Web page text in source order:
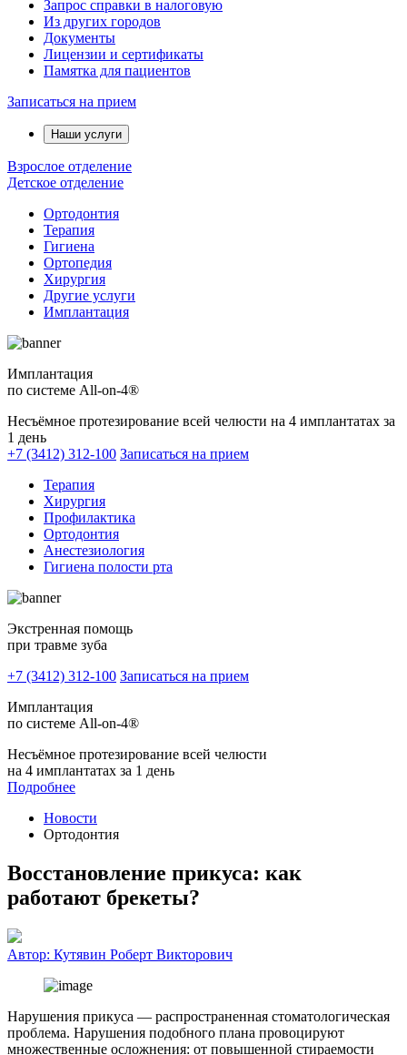
Запрос справки в налоговую
Из других городов
Документы
Лицензии и сертификаты
Памятка для пациентов
Записаться на прием
Наши услуги
Взрослое отделение
Детское отделение
Ортодонтия
Терапия
Гигиена
Ортопедия
Хирургия
Другие услуги
Имплантация
Имплантация
по системе All-on-4®
Несъёмное протезирование всей челюсти на 4 имплантатах за
1 день
+7 (3412) 312-100 Записаться на прием
Терапия
Хирургия
Профилактика
Ортодонтия
Анестезиология
Гигиена полости рта
Экстренная помощь
при травме зуба
+7 (3412) 312-100 Записаться на прием
Имплантация
по системе All-on-4®
Несъёмное протезирование всей челюсти
на 4 имплантатах за 1 день
Подробнее
Новости
Ортодонтия
Восстановление прикуса: как
работают брекеты?
Автор: Кутявин Роберт Викторович
Нарушения прикуса — распространенная стоматологическая
проблема. Нарушения подобного плана провоцируют
множественные осложнения: от повышенной стираемости